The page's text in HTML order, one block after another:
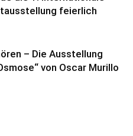
feierlich
– Die Ausstellung
von Oscar Murillo